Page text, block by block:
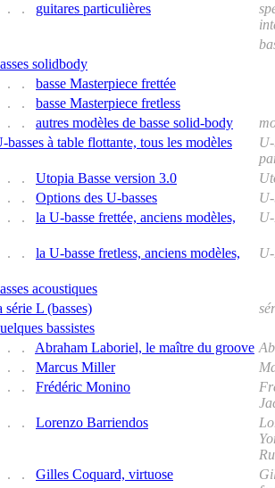
. . guitares particulières
solidbody
. . basse Masterpiece frettée
. . basse Masterpiece fretless
. . autres modèles de basse solid-body
basses à table flottante, tous les modèles
. . Utopia Basse version 3.0
. . Options des U-basses
. . la U-basse frettée, anciens modèles,
. . la U-basse fretless, anciens modèles,
acoustiques
série L (basses)
bassistes
. . Abraham Laboriel, le maître du groove
. . Marcus Miller
. . Frédéric Monino
. . Lorenzo Barriendos
. . Gilles Coquard, virtuose